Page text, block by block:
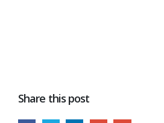
Share this post